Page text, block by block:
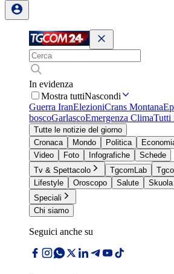
In evidenza
Mostra tuttiNascondi
Guerra IranElezioniCrans Montana
boscoGarlascoEmergenza ClimaTutti
Tutte le notizie del giorno
Cronaca
Mondo Politica
Video
Foto Infografiche
Schede
Tv & Spettacolo
TgcomLab
Lifestyle
Oroscopo Salute Skuola
Speciali
Chi siamo
Seguici anche su